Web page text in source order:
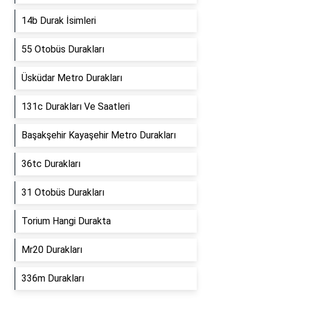
14b Durak İsimleri
55 Otobüs Durakları
Üsküdar Metro Durakları
131c Durakları Ve Saatleri
Başakşehir Kayaşehir Metro Durakları
36tc Durakları
31 Otobüs Durakları
Torium Hangi Durakta
Mr20 Durakları
336m Durakları